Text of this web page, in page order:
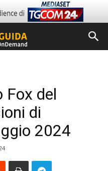
Fox del
di
2024